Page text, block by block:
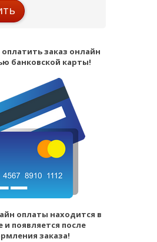
заказ онлайн
банковской карты!
оплаты находится в
и появляется после
заказа!